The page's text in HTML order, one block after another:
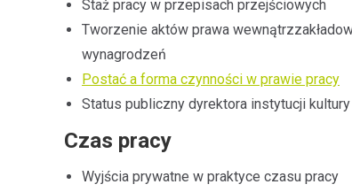
Staż pracy w przepisach przejściowych
Tworzenie aktów prawa
wynagrodzeń
Postać a forma czynności w prawie pracy
Status publiczny dyrektora instytucji kultury
Czas pracy
Wyjścia prywatne w praktyce czasu pracy